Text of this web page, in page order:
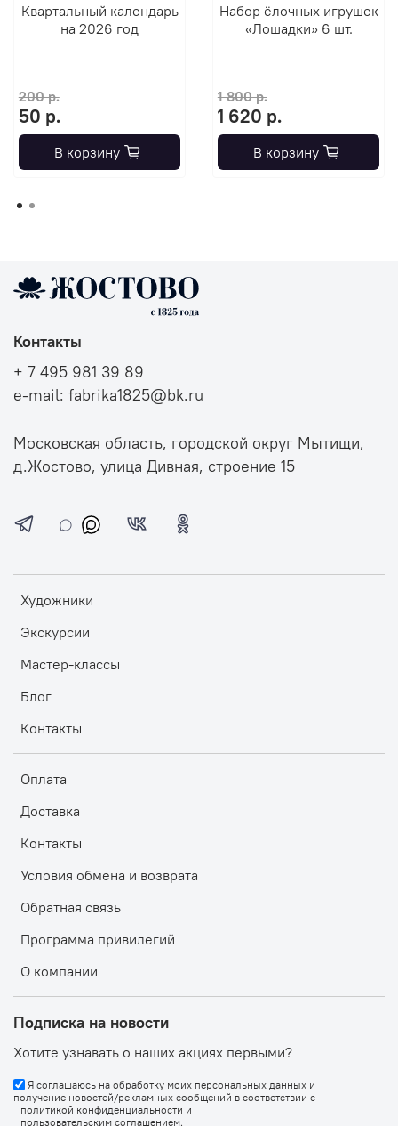
Квартальный календарь
на 2026 год
200 р.
50 р.
В корзину
Набор ёлочных игрушек
«Лошадки» 6 шт.
1 800 р.
1 620 р.
В корзину
Художники
Экскурсии
Мастер-классы
Блог
Контакты
Оплата
Доставка
Контакты
Условия обмена и возврата
Обратная связь
Программа привилегий
О компании
Подписка на новости
Хотите узнавать о наших акциях первыми?
Я соглашаюсь на обработку моих персональных данных и
получение новостей/рекламных сообщений в соответствии с
политикой конфиденциальности и
пользовательским соглашением.
Контакты
+ 7 495 981 39 89
e-mail: fabrika1825@bk.ru
Московская область, городской округ Мытищи,
д.Жостово, улица Дивная, строение 15